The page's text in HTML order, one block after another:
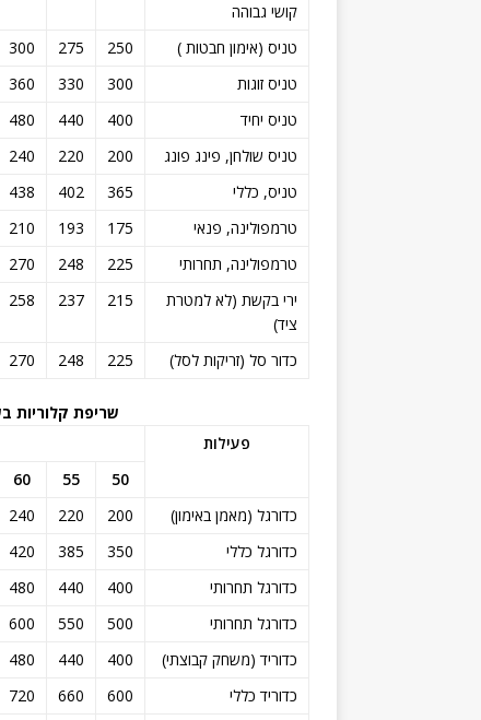
קושי גבוהה
טניס (אימון חבטות ) 250
275
300
טניס זוגות
300
330
360
טניס יחיד
400
440
480
טניס שולחן, פינג פונג
200
220
240
טניס, כללי
365
402
438
טרמפולינה, פנאי
175
193
210
טרמפולינה, תחרותי
225
248
270
ירי בקשת (לא למטרת
ציד)
215
237
258
כדור סל (זריקות לסל) 225
248
270
שריפת קלוריות
פעילות
50
55
60
כדורגל (מאמן באימון)
200
220
240
כדורגל כללי
350
385
420
כדורגל תחרותי
400
440
480
כדורגל תחרותי
500
550
600
כדוריד (משחק קבוצתי)
400
440
480
כדוריד כללי
600
660
720